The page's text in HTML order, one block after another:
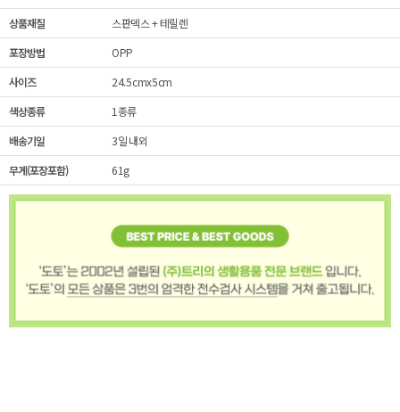
상품재질
스판덱스 + 테릴렌
포장방법
OPP
사이즈
24.5cmx5cm
색상종류
1종류
배송기일
3일 내외
무게(포장포함)
61g